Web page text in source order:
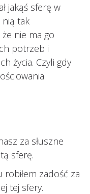
jakąś sferę w
nią tak
nie ma go
potrzeb i
życia. Czyli gdy
za słuszne
sferę.
zadość za
tej sfery.